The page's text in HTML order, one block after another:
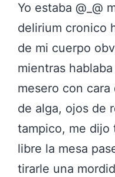
Yo estaba @_@
delirium cronico
de mi cuerpo
mientras
mesero con
de alga, ojos de
tampico, me dijo
libre la mesa
tirarle una